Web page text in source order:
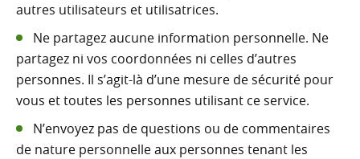
autres utilisateurs et utilisatrices.
Ne partagez aucune information personnelle. Ne
partagez ni vos coordonnées ni celles d’autres
personnes. Il s’agit-là d’une mesure de sécurité pour
vous et toutes les personnes utilisant ce service.
N’envoyez pas de questions ou de commentaires
de nature personnelle aux personnes tenant les